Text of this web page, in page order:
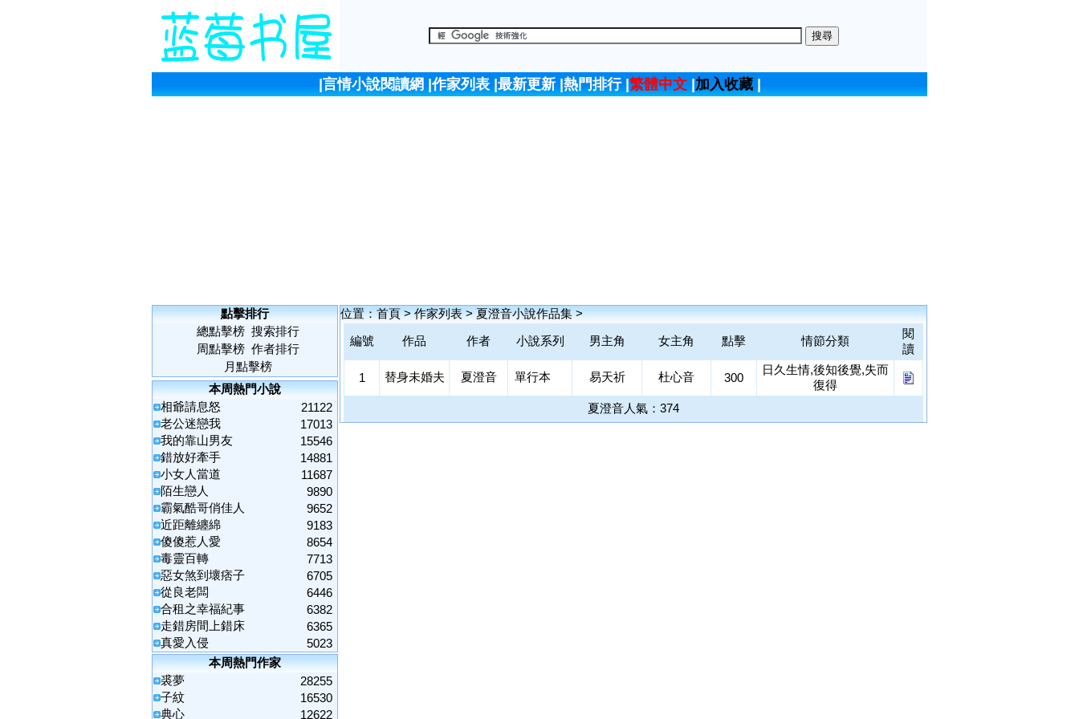
言情小說閱讀網 |作家列表| 最新更新| 熱門排行| 繁體中文| 加入收藏|
點擊排行
總點擊榜 搜索排行
周點擊榜 作者排行
月點擊榜
本周熱門小說
相爺請息怒
21122
老公迷戀我
17013
我的靠山男友
15546
錯放好牽手
14881
小女人當道
11687
陌生戀人
9890
霸氣酷哥俏佳人
9652
近距離纏綿
9183
傻傻惹人愛
8654
毒靈百轉
7713
惡女煞到壞痞子
6705
從良老闆
6446
合租之幸福紀事
6382
走錯房間上錯床
6365
真愛入侵
5023
本周熱門作家
裘夢
28255
子紋
16530
典心
12622
位置：首頁>作家列表>夏澄音小說作品集>
編號
作品 作者 小說系列 男主角 女主角 點擊 情節分類
閱
讀
1 替身未婚夫 夏澄音 單行本 易天祈 杜心音 300
日久生情,後知後覺,失而
復得
夏澄音人氣：374